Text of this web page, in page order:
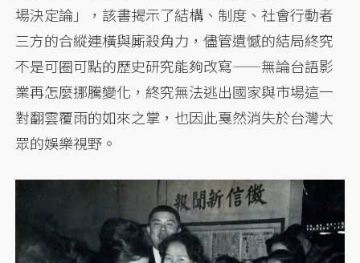
場決定論」，該書揭示了結構、制度、社會行動者
三方的合縱連橫與廝殺角力，儘管遺憾的結局終究
不是可圈可點的歷史研究能夠改寫——無論台語影
業再怎麼挪騰變化，終究無法逃出國家與市場這一
對翻雲覆雨的如來之掌，也因此戛然消失於台灣大
眾的娛樂視野。